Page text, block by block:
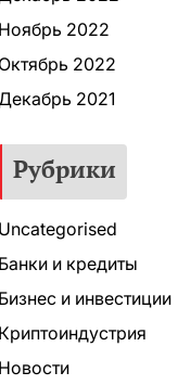
Ноябрь 2022
Октябрь 2022
2021
Рубрики
Uncategorised
Банки и кредиты
Бизнес и инвестиции
Криптоиндустрия
Новости